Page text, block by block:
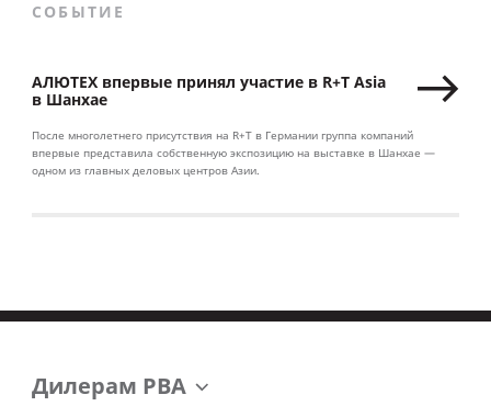
СОБЫТИЕ
АЛЮТЕХ впервые принял участие в R+T Asia
в Шанхае
После многолетнего присутствия на R+T в Германии группа компаний
впервые представила собственную экспозицию на выставке в Шанхае —
одном из главных деловых центров Азии.
Дилерам РВА